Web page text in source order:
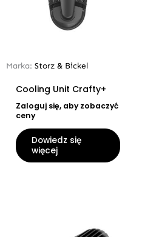
Marka: Storz & Bickel
Cooling Unit Crafty+
Zaloguj się, aby zobaczyć
ceny
Dowiedz się
więcej